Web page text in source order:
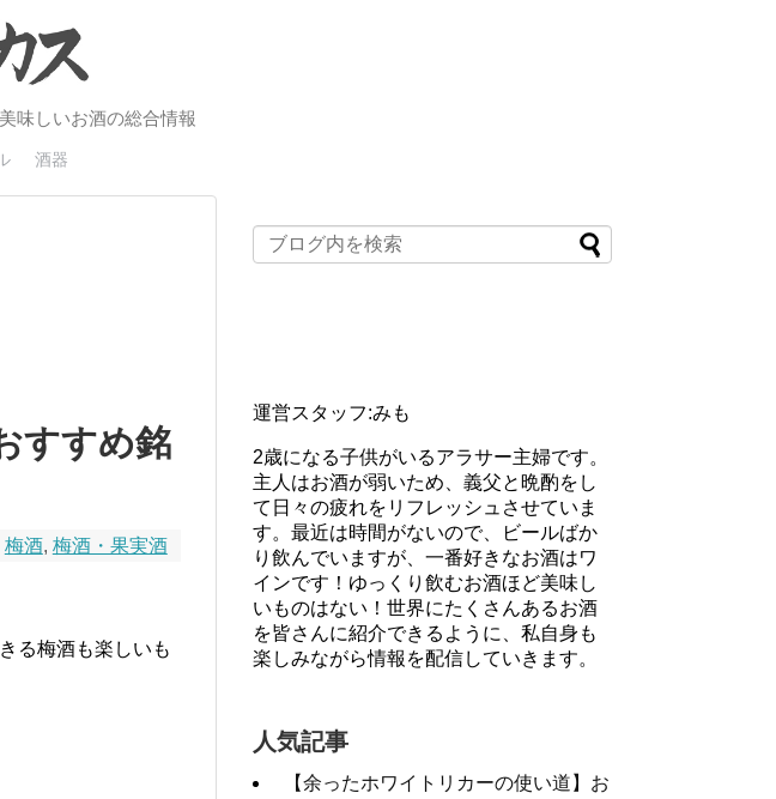
味しいお酒の総合情報
酒器
すすめ銘
梅酒, 梅酒・果実酒
る梅酒も楽しいも
運営スタッフ:みも
2歳になる子供がいるアラサー主婦です。
主人はお酒が弱いため、義父と晩酌をし
て日々の疲れをリフレッシュさせていま
す。最近は時間がないので、ビールばか
り飲んでいますが、一番好きなお酒はワ
インです！ゆっくり飲むお酒ほど美味し
いものはない！世界にたくさんあるお酒
を皆さんに紹介できるように、私自身も
楽しみながら情報を配信していきます。
人気記事
【余ったホワイトリカーの使い道】お